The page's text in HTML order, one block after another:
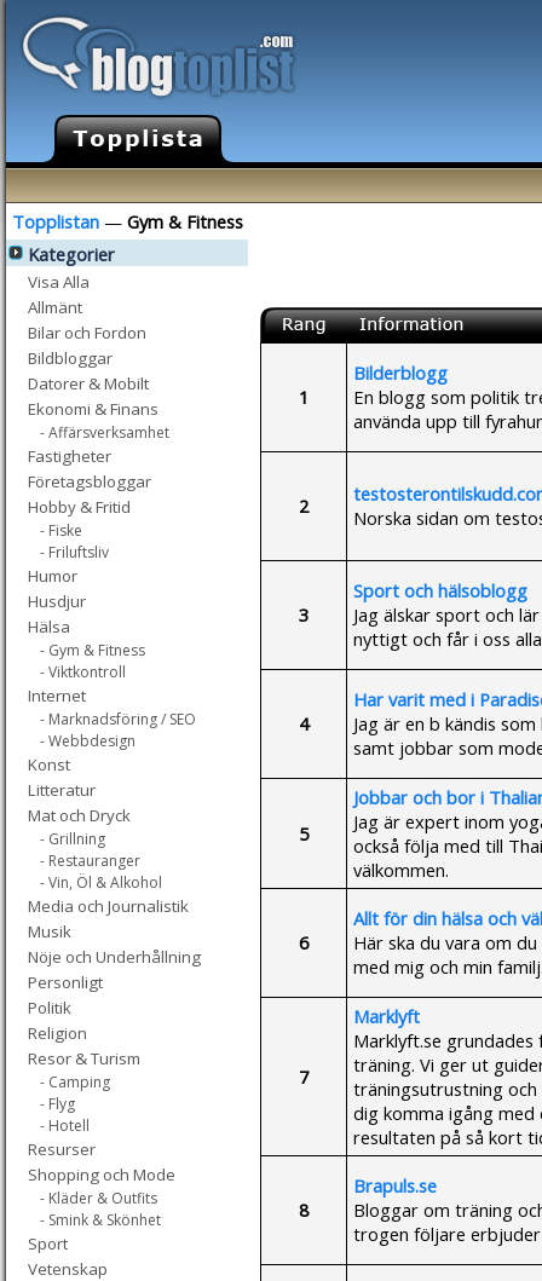
Topplistan — Gym & Fitness
Kategorier
Visa Alla
Allmänt
Bilar och Fordon
Bildbloggar
Datorer & Mobilt
Ekonomi & Finans
- Affärsverksamhet
Fastigheter
Företagsbloggar
Hobby & Fritid
- Fiske
- Friluftsliv
Humor
Husdjur
Hälsa
- Gym & Fitness
- Viktkontroll
Internet
- Marknadsföring / SEO
- Webbdesign
Konst
Litteratur
Mat och Dryck
- Grillning
- Restauranger
- Vin, Öl & Alkohol
Media och Journalistik
Musik
Nöje och Underhållning
Personligt
Politik
Religion
Resor & Turism
- Camping
- Flyg
- Hotell
Resurser
Shopping och Mode
- Kläder & Outfits
- Smink & Skönhet
Sport
Vetenskap
1
Bilderblogg
En blogg som politik
använda upp till
2
Norska sidan om
3
Sport och hälsoblogg
Jag älskar sport och
nyttigt och får i oss
4
Har varit med i
Jag är en b kändis
samt jobbar som
5
Jobbar och bor i
Jag är expert inom
också följa med till
välkommen.
6
Allt för din hälsa och
Här ska du vara om
med mig och min
7
Marklyft
Marklyft.se
träning. Vi ger ut
träningsutrustning
dig komma igång
resultaten på så kort
8
Brapuls.se
Bloggar om träning
trogen följare